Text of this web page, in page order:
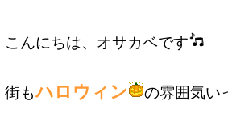
こんにちは、オサカベです
街もハロウィン の雰囲気い